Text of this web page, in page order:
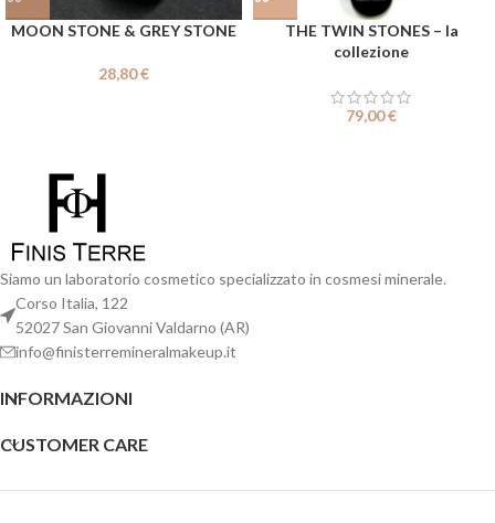
MOON STONE & GREY STONE
28,80€
THE TWIN STONES – la
collezione
79,00€
Siamo un laboratorio cosmetico specializzato in cosmesi minerale.
Corso Italia, 122
52027 San Giovanni Valdarno (AR)
info@finisterremineralmakeup.it
INFORMAZIONI
CUSTOMER CARE